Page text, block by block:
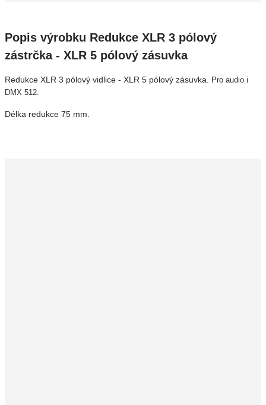
Popis výrobku Redukce XLR 3 pólový
zástrčka - XLR 5 pólový zásuvka
Redukce XLR 3 pólový vidlice - XLR 5 pólový zásuvka.
Pro audio i
DMX 512.
Délka redukce 75 mm.